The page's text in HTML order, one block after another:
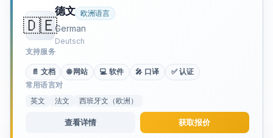
🇩🇪
德文 欧洲语言
German
Deutsch
支持服务
📄 文档 🌐 网站 💻 软件 🎤 口译 ✅ 认证
常用语言对
英文
法文 西班牙文（欧洲）
查看详情 获取报价